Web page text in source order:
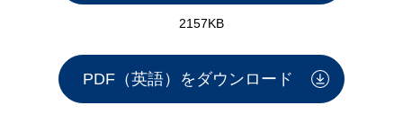
2157KB
PDF（英語）をダウンロード